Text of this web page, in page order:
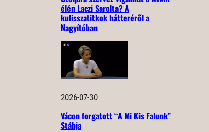
élén Laczi Sarolta? A
kulisszatitkok hátteréről a
Nagyítóban
2026-07-30
Vácon forgatott “A Mi Kis Falunk”
Stábja